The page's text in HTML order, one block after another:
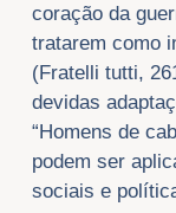
coração da
tratarem como
(Fratelli tutti,
devidas
“Homens de
podem ser
sociais e